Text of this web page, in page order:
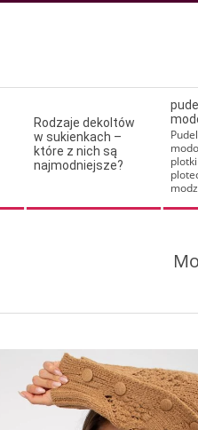
Rodzaje dekoltów
w sukienkach –
które z nich są
najmodniejsze?